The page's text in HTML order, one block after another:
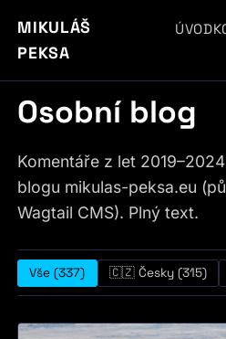
MIKULÁŠ
PEKSA
ÚVOD
Osobní blog
Komentáře z let
blogu mikulas-peksa.eu
Wagtail CMS). Plný text.
Vše (337) 🇨🇿 Česky (315)